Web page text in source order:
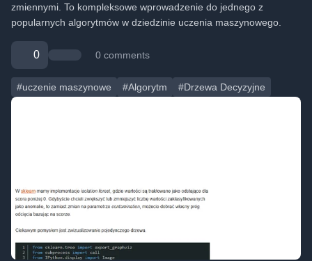
zmiennymi. To kompleksowe wprowadzenie do jednego z
popularnych algorytmów w dziedzinie uczenia maszynowego.
0 0 comments
#uczenie maszynowe #Algorytm #Drzewa Decyzyjne